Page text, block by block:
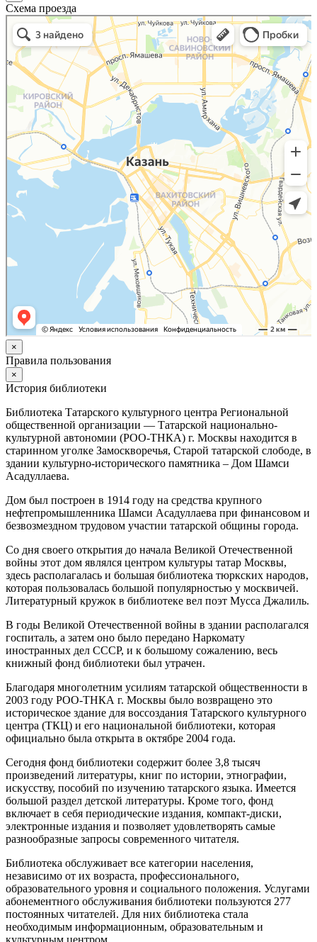
Схема проезда
Казань
Малый Татарский переулок, 8 на карте Москвы, ближайшее метро Новокузнецкая —
Яндекс.Карты
×
Правила пользования
×
История библиотеки
Библиотека Татарского культурного центра Региональной
общественной организации — Татарской национально-
культурной автономии (РОО-ТНКА) г. Москвы находится в
старинном уголке Замоскворечья, Старой татарской слободе, в
здании культурно-исторического памятника – Дом Шамси
Асадуллаева.
Дом был построен в 1914 году на средства крупного
нефтепромышленника Шамси Асадуллаева при финансовом и
безвозмездном трудовом участии татарской общины города.
Со дня своего открытия до начала Великой Отечественной
войны этот дом являлся центром культуры татар Москвы,
здесь располагалась и большая библиотека тюркских народов,
которая пользовалась большой популярностью у москвичей.
Литературный кружок в библиотеке вел поэт Мусса Джалиль.
В годы Великой Отечественной войны в здании располагался
госпиталь, а затем оно было передано Наркомату
иностранных дел СССР, и к большому сожалению, весь
книжный фонд библиотеки был утрачен.
Благодаря многолетним усилиям татарской общественности в
2003 году РОО-ТНКА г. Москвы было возвращено это
историческое здание для воссоздания Татарского культурного
центра (ТКЦ) и его национальной библиотеки, которая
официально была открыта в октябре 2004 года.
Сегодня фонд библиотеки содержит более 3,8 тысяч
произведений литературы, книг по истории, этнографии,
искусству, пособий по изучению татарского языка. Имеется
большой раздел детской литературы. Кроме того, фонд
включает в себя периодические издания, компакт-диски,
электронные издания и позволяет удовлетворять самые
разнообразные запросы современного читателя.
Библиотека обслуживает все категории населения,
независимо от их возраста, профессионального,
образовательного уровня и социального положения. Услугами
абонементного обслуживания библиотеки пользуются 277
постоянных читателей. Для них библиотека стала
необходимым информационным, образовательным и
культурным центром.